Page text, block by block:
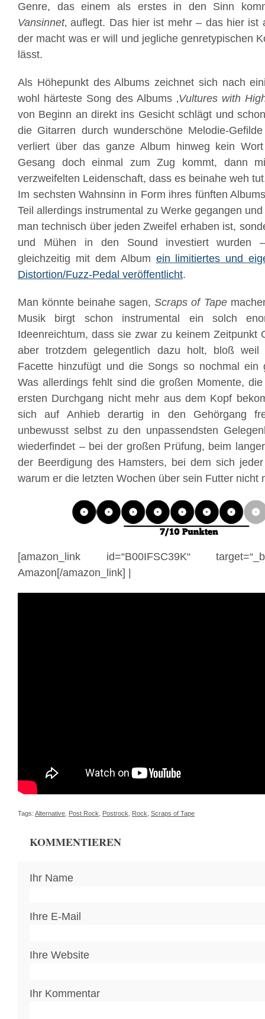
Genre, das einem als erstes in den Sinn
Vansinnet‚ auflegt. Das hier ist mehr – das hier ist
der macht was er will und jegliche genretypischen
lässt.
Als Höhepunkt des Albums zeichnet sich nach
wohl härteste Song des Albums ‚Vultures with
von Beginn an direkt ins Gesicht schlägt und
die Gitarren durch wunderschöne Melodie-
verliert über das ganze Album hinweg kein
Gesang doch einmal zum Zug kommt, dann
verzweifelten Leidenschaft, dass es beinahe weh
Im sechsten Wahnsinn in Form ihres fünften
Teil allerdings instrumental zu Werke gegangen
man technisch über jeden Zweifel erhaben ist,
und Mühen in den Sound investiert wurden
gleichzeitig mit dem Album ein limitiertes und
Distortion/Fuzz-Pedal veröffentlicht.
Man könnte beinahe sagen,Scraps of Tape
Musik birgt schon instrumental ein solch
Ideenreichtum, dass sie zwar zu keinem Zeitpunkt
aber trotzdem gelegentlich dazu holt, bloß
Facette hinzufügt und die Songs so nochmal ein
Was allerdings fehlt sind die großen Momente,
ersten Durchgang nicht mehr aus dem Kopf
sich auf Anhieb derartig in den Gehörgang
unbewusst selbst zu den unpassendsten
wiederfindet – bei der großen Prüfung, beim
der Beerdigung des Hamsters, bei dem sich
warum er die letzten Wochen über sein Futter nicht
[amazon_link id=“B00IFSC39K“
Amazon[/amazon_link] |
Tags: Alternative Post Rock Postrock Rock Scraps of Tape
KOMMENTIEREN
Ihr Name
Ihre E-Mail
Ihre Website
Ihr Kommentar